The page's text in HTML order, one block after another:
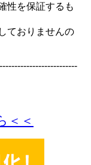
性を保証するも
ておりませんの
＜＜